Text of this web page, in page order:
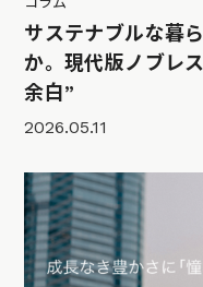
サステナブルな暮
か。現代版ノブレ
余白”
2026.05.11